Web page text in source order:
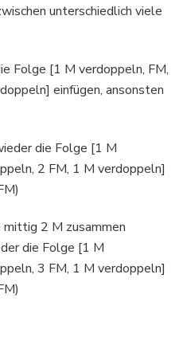
unterschiedlich viele
Folge [1 M verdoppeln, FM,
einfügen, ansonsten
die Folge [1 M
2 FM, 1 M verdoppeln]
mittig 2 M zusammen
die Folge [1 M
3 FM, 1 M verdoppeln]